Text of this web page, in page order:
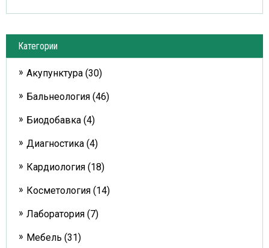
Категории
Акупунктура (30)
Бальнеология (46)
Биодобавка (4)
Диагностика (4)
Кардиология (18)
Косметология (14)
Лаборатория (7)
Мебель (31)